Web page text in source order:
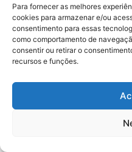
Para fornecer as melhores
cookies para armazenar e/ou
consentimento para essas
como comportamento de
consentir ou retirar o
recursos e funções.
Eleições 2026:
promotores
reunião de